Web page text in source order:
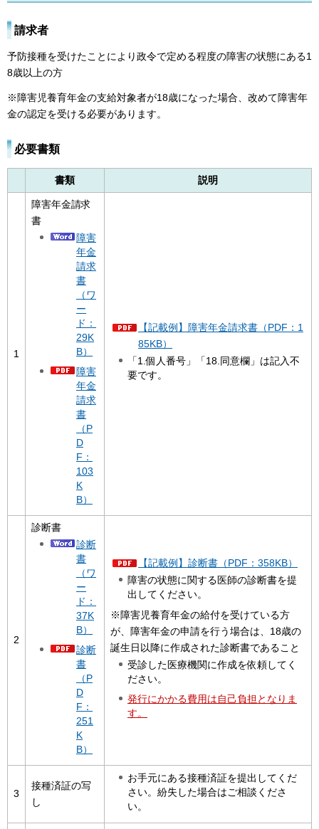
請求者
予防接種を受けたことにより政令で定める程度の障害の状態にある1
8歳以上の方
※障害児養育年金の支給対象者が18歳になった場合、改めて障害年
金の認定を受ける必要があります。
必要書類
書類 説明
1
障害年金請求
書
障害
年金
請求
書
（ワ
ー
ド：
29K
B）
障害
年金
請求
書
（P
D
F：
103
K
B）
【記載例】障害年金請求書（PDF：1
85KB）
「1.個人番号」「18.同意欄」は記入不
要です。
2
診断書
診断
書
（ワ
ー
ド：
37K
B）
診断
書
（P
D
F：
251
K
B）
【記載例】診断書（PDF：358KB）
障害の状態に関する医師の診断書を提
出してください。
※障害児養育年金の給付を受けている方
が、障害年金の申請を行う場合は、18歳の
誕生日以降に作成された診断書であること
受診した医療機関に作成を依頼してく
ださい。
発行にかかる費用は自己負担となりま
す。
3
接種済証の写
し
お手元にある接種済証を提出してくだ
さい。紛失した場合はご相談くださ
い。